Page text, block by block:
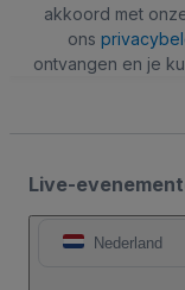
akkoord met
ons
ontvangen en je
Live-
Nederland